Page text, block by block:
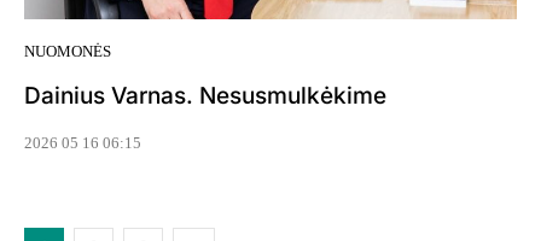
NUOMONĖS
Dainius Varnas. Nesusmulkėkime
2026 05 16 06:15